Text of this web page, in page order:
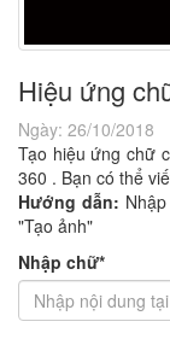
Hiệu ứng
Ngày: 26/10/2018
Tạo hiệu ứng chữ
360 . Bạn có thể
Hướng dẫn:
"Tạo ảnh"
Nhập chữ*